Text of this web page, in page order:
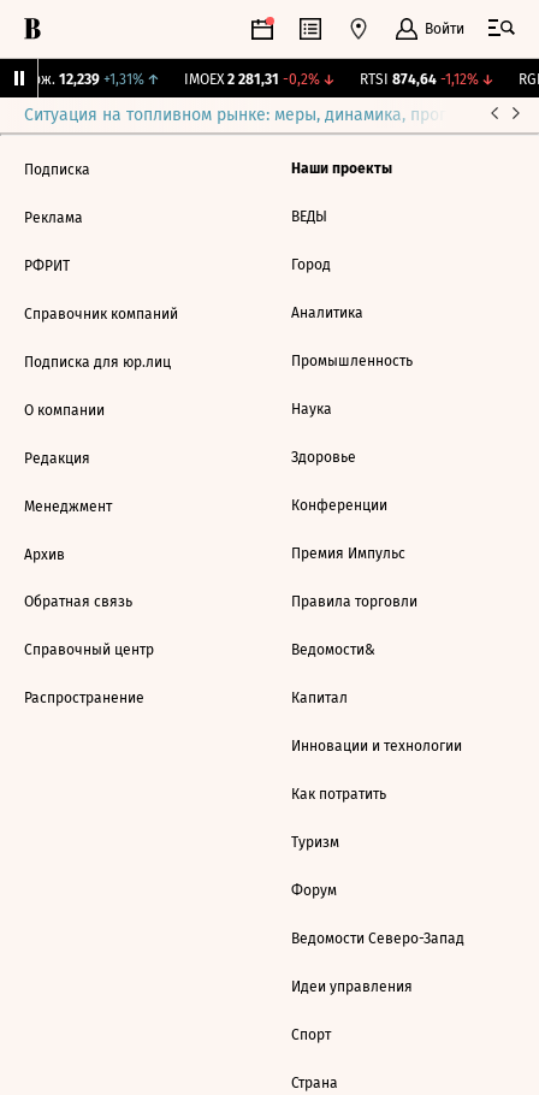
Войти
Бирж. 12,239 +1,31%↑ IMOEX 2 281,31 -0,2%↓ RTSI 874,64 -1,12%↓
Ситуация на топливном рынке: меры, динамика, прогнозы
Подписка
Реклама
РФРИТ
Справочник компаний
Подписка для юр.лиц
О компании
Редакция
Менеджмент
Архив
Обратная связь
Справочный центр
Распространение
Наши проекты
ВЕДЫ
Город
Аналитика
Промышленность
Наука
Здоровье
Конференции
Премия Импульс
Правила торговли
Ведомости&
Капитал
Инновации и технологии
Как потратить
Туризм
Форум
Ведомости Северо-Запад
Идеи управления
Спорт
Страна